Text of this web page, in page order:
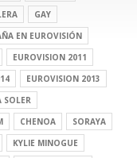
GAY
EN EUROVISIÓN
EUROVISION 2011
EUROVISION 2013
SOLER
CHENOA
SORAYA
KYLIE MINOGUE